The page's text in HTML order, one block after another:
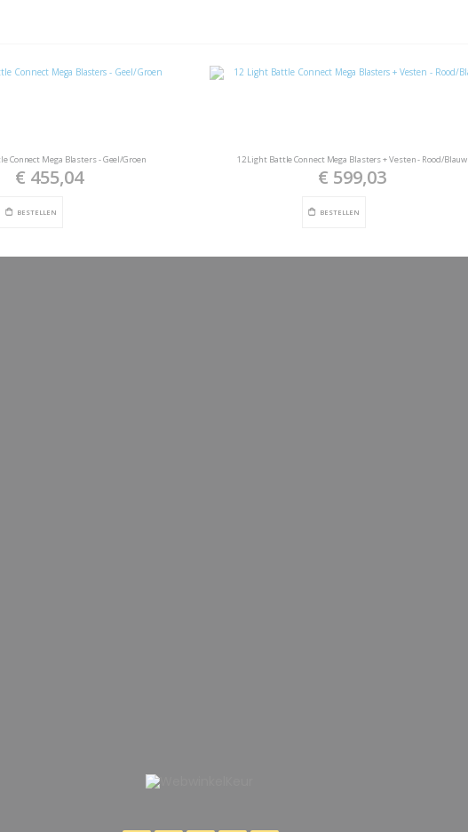
Connect Mega Blasters - Geel/Groen
€ 455,04
BESTELLEN
12 Light Battle Connect Mega Blasters + Vesten - Rood/Blauw
€ 599,03
BESTELLEN